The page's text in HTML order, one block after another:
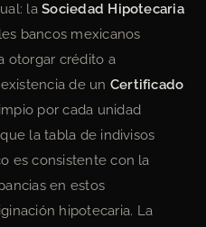
laSociedad Hipotecaria
bancos mexicanos
otorgar crédito a
de un Certificado
por cada unidad
la tabla de indivisos
es consistente con la
en estos
hipotecaria. La